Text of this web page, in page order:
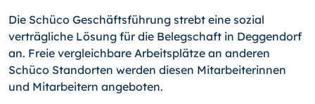
Die Schüco Geschäftsführung strebt eine sozial
verträgliche Lösung für die Belegschaft in Deggendorf
an. Freie vergleichbare Arbeitsplätze an anderen
Schüco Standorten werden diesen Mitarbeiterinnen
und Mitarbeitern angeboten.